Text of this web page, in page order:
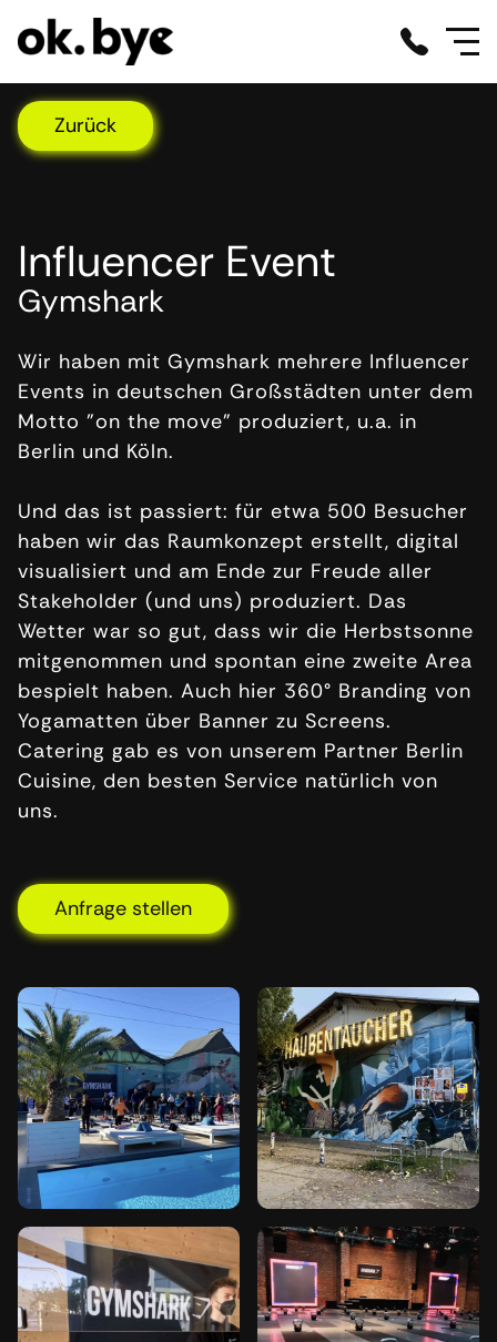
Zurück
Influencer Event
Gymshark
Wir haben mit Gymshark mehrere Influencer
Events in deutschen Großstädten unter dem
Motto "on the move" produziert, u.a. in
Berlin und Köln.
Und das ist passiert: für etwa 500 Besucher
haben wir das Raumkonzept erstellt, digital
visualisiert und am Ende zur Freude aller
Stakeholder (und uns) produziert. Das
Wetter war so gut, dass wir die Herbstsonne
mitgenommen und spontan eine zweite Area
bespielt haben. Auch hier 360° Branding von
Yogamatten über Banner zu Screens.
Catering gab es von unserem Partner Berlin
Cuisine, den besten Service natürlich von
uns.
Anfrage stellen